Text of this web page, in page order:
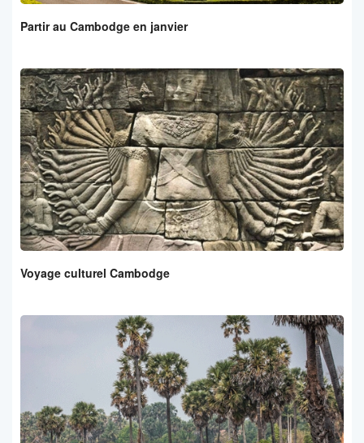
Partir au Cambodge en janvier
Voyage culturel Cambodge